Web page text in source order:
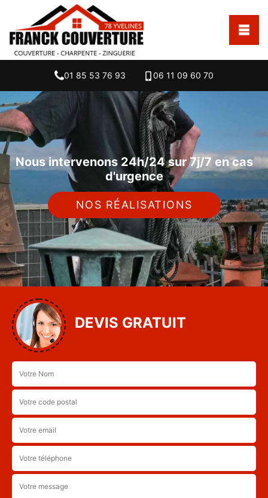
01 85 53 76 93 06 11 09 60 70
Nous intervenons 24h/24 sur 7j/7 en cas
d'urgence
NOS RÉALISATIONS
DEVIS GRATUIT